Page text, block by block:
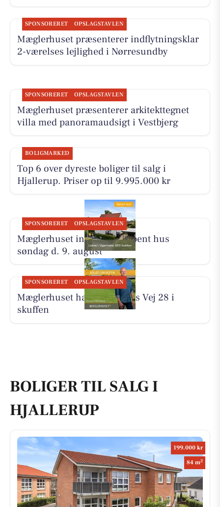
SPONSORERET OPSLAGSTAVLEN
Mæglerhuset præsenterer indflytningsklar
2-værelses lejlighed i Nørresundby
SPONSORERET OPSLAGSTAVLEN
Mæglerhuset præsenterer arkitekttegnet
villa med panoramaudsigt i Vestbjerg
BOLIGMARKED
Top 6 over dyreste boliger til salg i
Hjallerup. Priser op til 9.995.000 kr
SPONSORERET OPSLAGSTAVLEN
Mæglerhuset inviterer til åbent hus
søndag d. 9. august
SPONSORERET OPSLAGSTAVLEN
Mæglerhuset har solgt Tines Vej 28 i
skuffen
BOLIGER TIL SALG I
HJALLERUP
199.000 kr
84 m2